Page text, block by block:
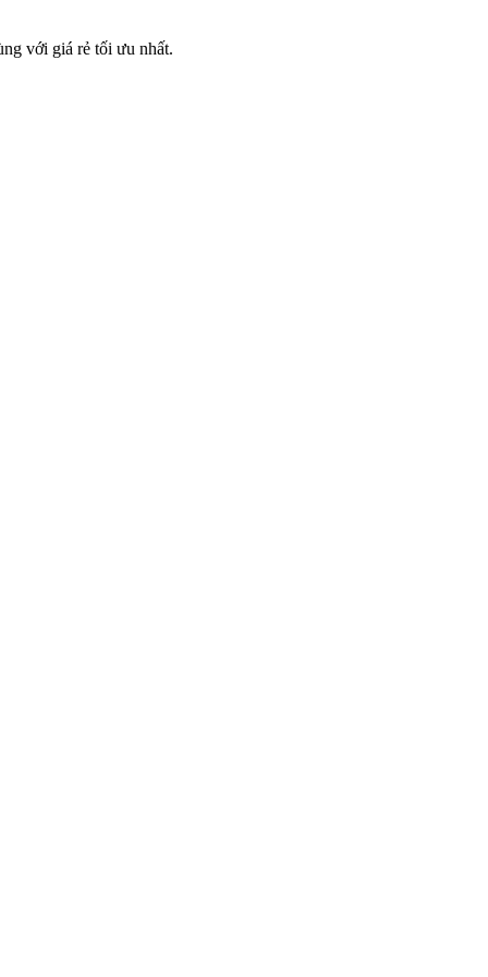
với giá rẻ tối ưu nhất.